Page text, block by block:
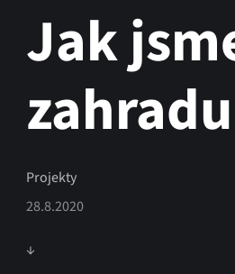
Jak
Projekty
28.8.2020
↓